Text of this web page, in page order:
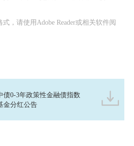
，请使用Adobe Reader或相关软件阅
债0-3年政策性金融债指数
金分红公告